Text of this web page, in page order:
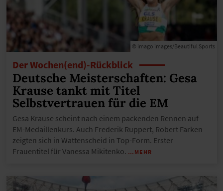
© imago images/Beautiful Sports
Der Wochen(end)-Rückblick
Deutsche Meisterschaften: Gesa
Krause tankt mit Titel
Selbstvertrauen für die EM
Gesa Krause scheint nach einem packenden Rennen auf
EM-Medaillenkurs. Auch Frederik Ruppert, Robert Farken
zeigten sich in Wattenscheid in Top-Form. Erster
Frauentitel für Vanessa Mikitenko. …MEHR